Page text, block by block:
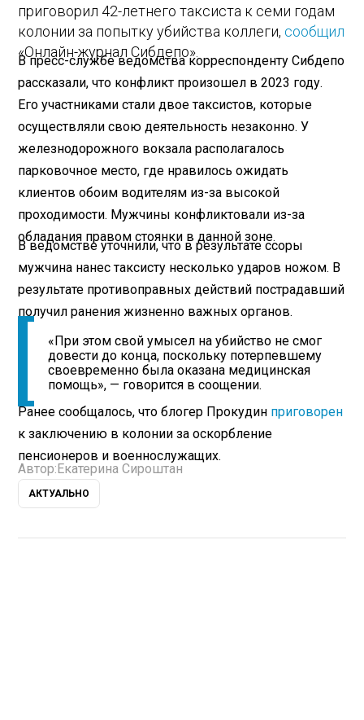
приговорил 42-летнего таксиста к семи годам
колонии за попытку убийства коллеги, сообщил
«Онлайн-журнал Сибдепо».
В пресс-службе ведомства корреспонденту Сибдепо
рассказали, что конфликт произошел в 2023 году.
Его участниками стали двое таксистов, которые
осуществляли свою деятельность незаконно. У
железнодорожного вокзала располагалось
парковочное место, где нравилось ожидать
клиентов обоим водителям из-за высокой
проходимости. Мужчины конфликтовали из-за
обладания правом стоянки в данной зоне.
В ведомстве уточнили, что в результате ссоры
мужчина нанес таксисту несколько ударов ножом. В
результате противоправных действий пострадавший
получил ранения жизненно важных органов.
«При этом свой умысел на убийство не смог
довести до конца, поскольку потерпевшему
своевременно была оказана медицинская
помощь», — говорится в соощении.
Ранее сообщалось, что блогер Прокудин приговорен
к заключению в колонии за оскорбление
пенсионеров и военнослужащих.
Автор: Екатерина Сироштан
АКТУАЛЬНО